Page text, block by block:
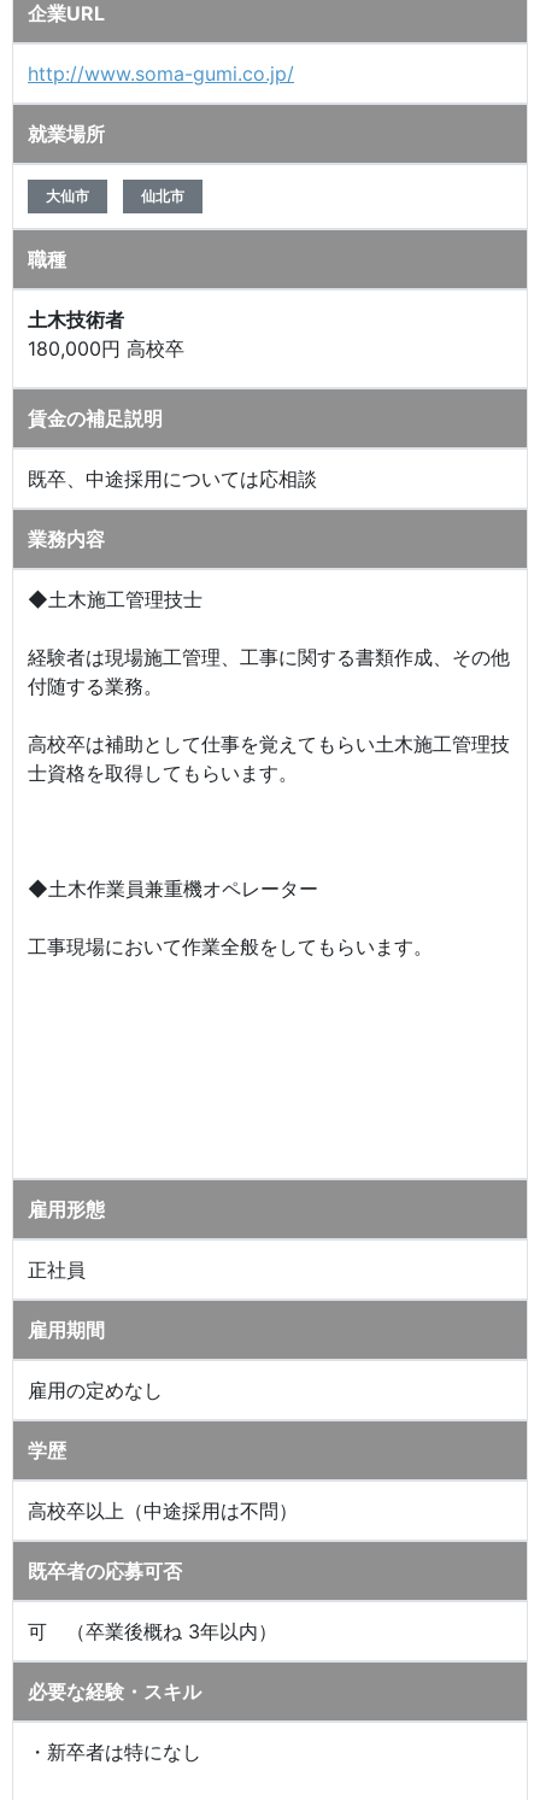
企業URL
http://www.soma-gumi.co.jp/
就業場所
大仙市 仙北市
職種
土木技術者
180,000円 高校卒
賃金の補足説明
既卒、中途採用については応相談
業務内容
◆土木施工管理技士
経験者は現場施工管理、工事に関する書類作成、その他
付随する業務。
高校卒は補助として仕事を覚えてもらい土木施工管理技
士資格を取得してもらいます。
◆土木作業員兼重機オペレーター
工事現場において作業全般をしてもらいます。
雇用形態
正社員
雇用期間
雇用の定めなし
学歴
高校卒以上（中途採用は不問）
既卒者の応募可否
可 （卒業後概ね 3年以内）
必要な経験・スキル
・新卒者は特になし